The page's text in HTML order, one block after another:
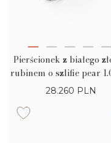
Pierścionek z białego
rubinem o szlifie pear
diamentami 0.3ct
28.260 PLN